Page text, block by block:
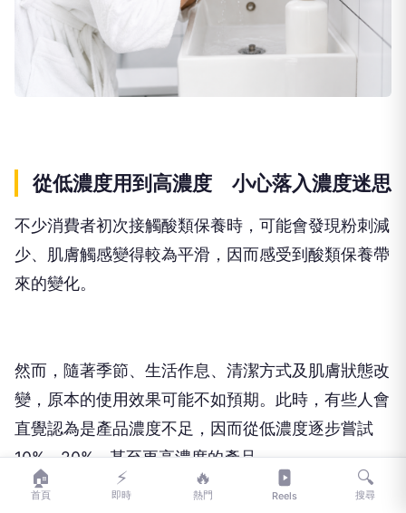
從低濃度用到高濃度 小心落入濃度迷思
不少消費者初次接觸酸類保養時，可能會發現粉刺減
少、肌膚觸感變得較為平滑，因而感受到酸類保養帶
來的變化。
然而，隨著季節、生活作息、清潔方式及肌膚狀態改
變，原本的使用效果可能不如預期。此時，有些人會
直覺認為是產品濃度不足，因而從低濃度逐步嘗試
10%、20%，甚至更高濃度的產品。
🏠
首頁
⚡
即時
🔥
熱門 Reels
🔍
搜尋